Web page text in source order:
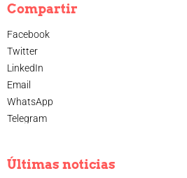
Compartir
Facebook
Twitter
LinkedIn
Email
WhatsApp
Telegram
Últimas noticias